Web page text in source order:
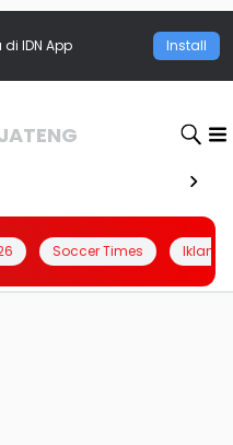
IDN App Install
Soccer Times Iklanin